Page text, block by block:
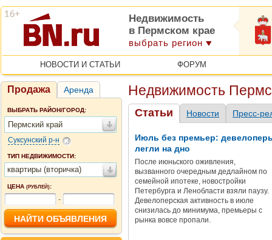
Недвижимость
в Пермском крае
выбрать регион
НОВОСТИ И СТАТЬИ ФОРУМ
Продажа Аренда
ВЫБРАТЬ РАЙОН/ГОРОД:
Пермский край
Суксунский р-н
ТИП НЕДВИЖИМОСТИ:
квартиры (вторичка)
ЦЕНА (РУБЛЕЙ):
-
Недвижимость
Статьи Новости Пресс-
Июль без премьер:
легли на дно
После июньского оживления,
вызванного очередным дедлайном по
семейной ипотеке, новостройки
Петербурга и Ленобласти взяли паузу.
Девелоперская активность в июле
снизилась до минимума, премьеры с
рынка вовсе пропали.